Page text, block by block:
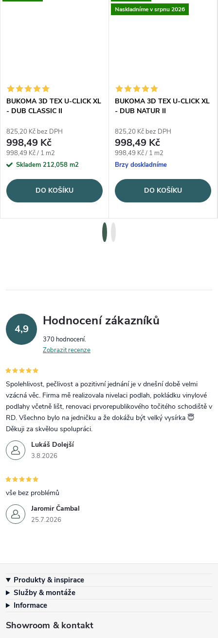
BUKOMA 3D TEX U-CLICK XL
- DUB CLASSIC II
825,20 Kč bez DPH
998,49 Kč
Měrná cena:
998,49 Kč / 1 m2
Skladem 212,058 m2
DO KOŠÍKU
Naskladníme v srpnu 2026
BUKOMA 3D TEX U-CLICK XL
- DUB NATUR II
825,20 Kč bez DPH
998,49 Kč
Měrná cena:
998,49 Kč / 1 m2
Brzy doskladníme
DO KOŠÍKU
4,9
Hodnocení zákazníků
370 hodnocení
Zobrazit recenze
Lukáš Dolejší
3.8.2026
Spolehlivost, pečlivost a pozitivní jednání je v dnešní době velmi
vzácná věc. Firma mě realizovala nivelaci podlah, pokládku vinylové
podlahy včetně lišt, renovaci prvorepublikového točitého schodiště v
RD. Všechno bylo na jedničku a že dokážu být velký vysírka 😇
Děkuji za skvělou spolupráci.
Jaromir Čambal
25.7.2026
vše bez problémů
Produkty & inspirace
Služby & montáže
Informace
Showroom & kontakt